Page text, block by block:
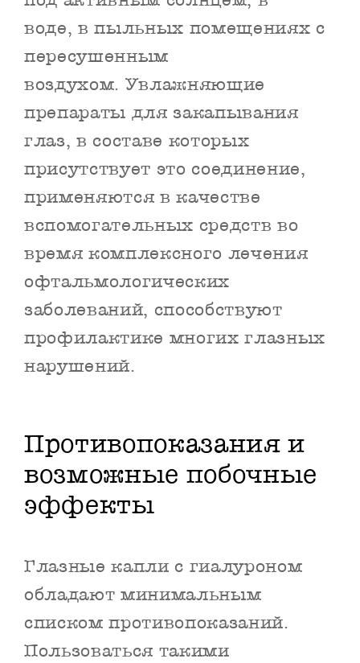
воде, в пыльных помещениях с
пересушенным
воздухом. Увлажняющие
препараты для закапывания
глаз, в составе которых
присутствует это соединение,
применяются в качестве
вспомогательных средств во
время комплексного лечения
офтальмологических
заболеваний, способствуют
профилактике многих глазных
нарушений.
Противопоказания и
возможные побочные
эффекты
Глазные капли с гиалуроном
обладают минимальным
списком противопоказаний.
Пользоваться такими